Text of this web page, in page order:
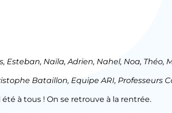
Esteban, Naïla, Adrien, Nahel, Noa, Théo,
Bataillon, Equipe ARI, Professeurs
à tous ! On se retrouve à la rentrée.